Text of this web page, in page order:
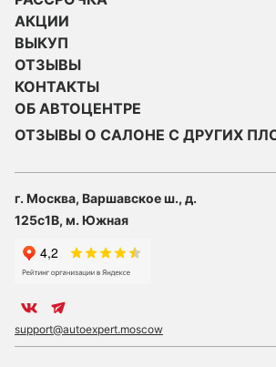
АКЦИИ
ВЫКУП
ОТЗЫВЫ
КОНТАКТЫ
ОБ АВТОЦЕНТРЕ
ОТЗЫВЫ О САЛОНЕ С ДРУГИХ
г. Москва, Варшавское ш., д.
125с1В, м. Южная
support@autoexpert.moscow